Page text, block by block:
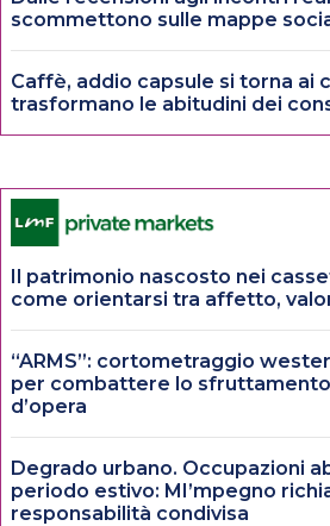
scommettono sulle mappe
Caffè, addio capsule si torna ai
trasformano le abitudini dei
Il patrimonio nascosto nei
come orientarsi tra affetto,
“ARMS”: cortometraggio
per combattere lo
d’opera
Degrado urbano. Occupazioni
periodo estivo: MI’mpegno
responsabilità condivisa